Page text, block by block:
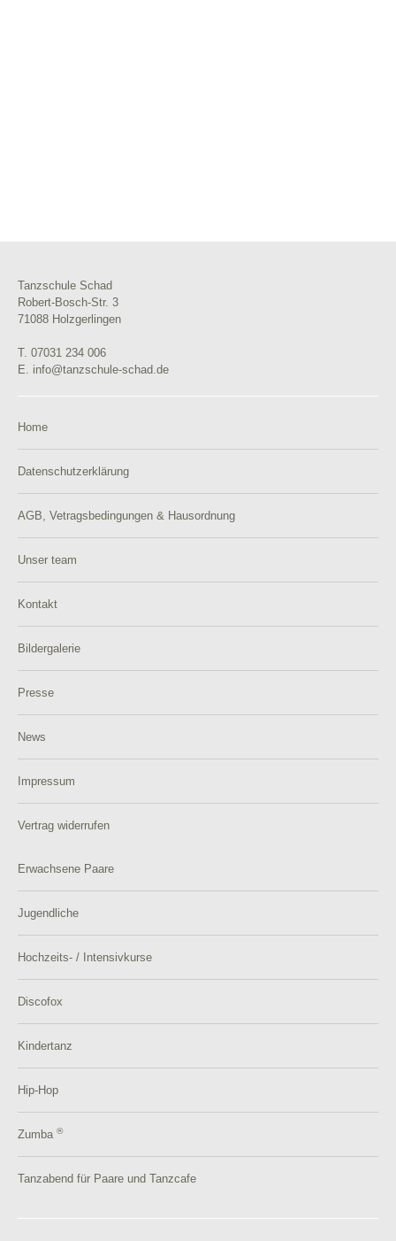
Tanzschule Schad
Robert-Bosch-Str. 3
71088 Holzgerlingen
T. 07031 234 006
E. info@tanzschule-schad.de
Home
Datenschutzerklärung
AGB, Vetragsbedingungen & Hausordnung
Unser team
Kontakt
Bildergalerie
Presse
News
Impressum
Vertrag widerrufen
Erwachsene Paare
Jugendliche
Hochzeits- / Intensivkurse
Discofox
Kindertanz
Hip-Hop
Zumba ®
Tanzabend für Paare und Tanzcafe